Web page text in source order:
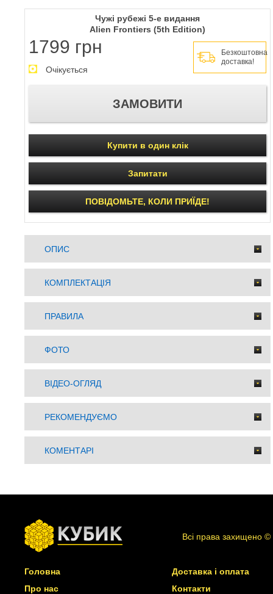
Чужі рубежі 5-е видання
Alien Frontiers (5th Edition)
1799 грн
Безкоштовна
доставка!
Очікується
Купити в один клік
Запитати
ПОВІДОМЬТЕ, КОЛИ ПРИЇДЕ!
ОПИС
КОМПЛЕКТАЦІЯ
ПРАВИЛА
ФОТО
ВІДЕО-ОГЛЯД
РЕКОМЕНДУЄМО
КОМЕНТАРІ
Всі права захищено ©
Головна
Про нас
Доставка і оплата
Контакти